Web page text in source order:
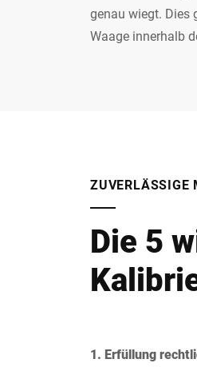
genau wiegt. Dies
Waage innerhalb
ZUVERLÄSSIGE
Die 5
1. Erfüllung